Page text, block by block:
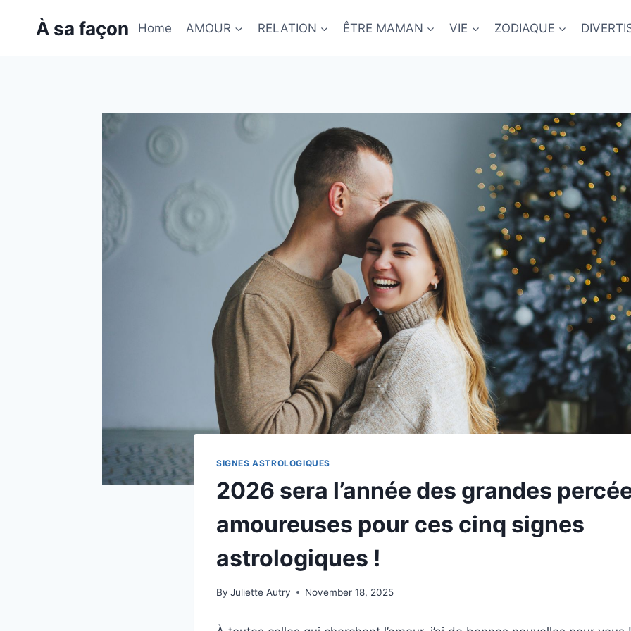
À sa façon Home AMOUR RELATION ÊTRE MAMAN VIE ZODIAQUE
SIGNES ASTROLOGIQUES
2026 sera l’année des grandes
amoureuses pour ces cinq signes
astrologiques !
By Juliette Autry November 18, 2025